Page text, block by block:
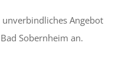
Angebot
Sobernheim an.